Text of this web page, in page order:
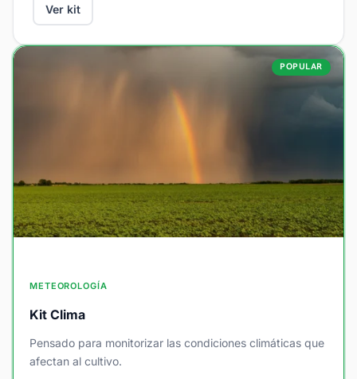
Ver kit
POPULAR
METEOROLOGÍA
Kit Clima
Pensado para monitorizar las condiciones climáticas que
afectan al cultivo.